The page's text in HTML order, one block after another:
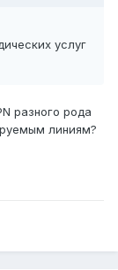
услуг
разного рода
линиям?